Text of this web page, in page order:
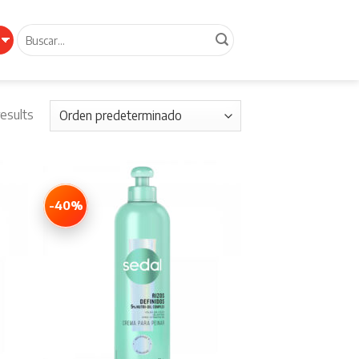
Buscar
por:
-40%